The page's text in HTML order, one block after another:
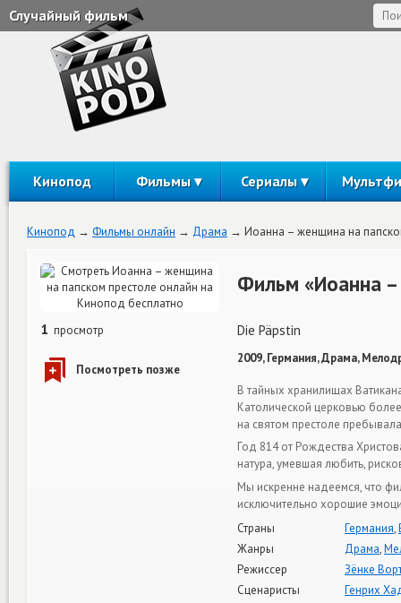
Случайный фильм
Кинопод Фильмы Сериалы
Кинопод Фильмы онлайн Драма Иоанна – женщина на
1 просмотр
Фильм «Иоанна
Die Päpstin
2009, Германия, Драма,
В тайных хранилищах
Католической церковью
на святом престоле
Год 814 от Рождества
натура, умевшая любить,
Мы искренне надеемся, что
исключительно хорошие
Страны
Германия,
Жанры
Драма,
Режиссер
Зёнке
Сценаристы
Генрих